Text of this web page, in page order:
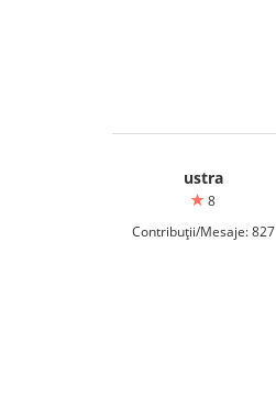
ustra
8
Contribuții/Mesaje: 827